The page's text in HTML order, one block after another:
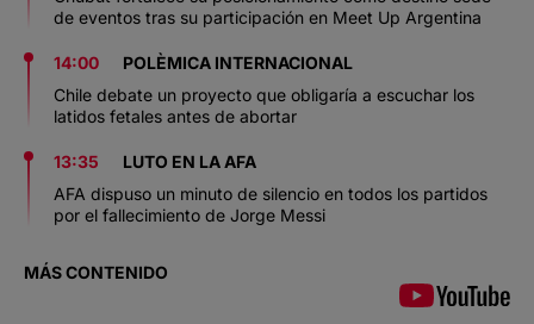
de eventos tras su participación en Meet Up Argentina
14:00
POLÈMICA INTERNACIONAL
Chile debate un proyecto que obligaría a escuchar los
latidos fetales antes de abortar
13:35
LUTO EN LA AFA
AFA dispuso un minuto de silencio en todos los partidos
por el fallecimiento de Jorge Messi
MÁS CONTENIDO